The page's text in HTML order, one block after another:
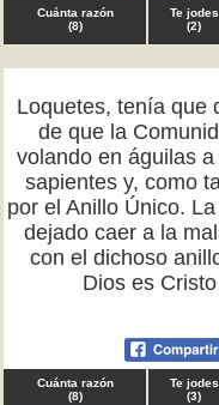
Cuánta razón
(8)
Te jodes
(2)
Loquetes, tenía que
de que la
volando en águilas
sapientes y, como
por el Anillo Único.
dejado caer a la
con el dichoso
Dios es
Cuánta razón
(8)
Te jodes
(3)